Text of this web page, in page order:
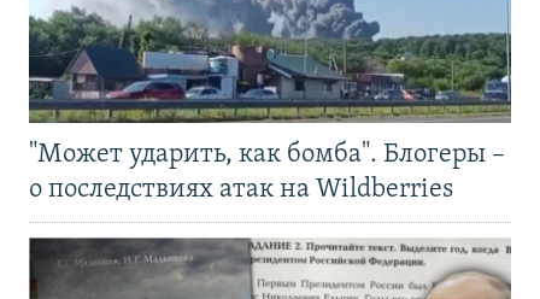
"Может ударить, как бомба". Блогеры –
о последствиях атак на Wildberries